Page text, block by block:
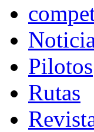
Pilotos
Rutas